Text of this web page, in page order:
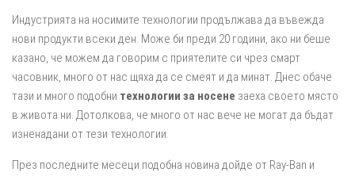
Индустрията на носимите технологии продължава да въвежда
нови продукти всеки ден. Може би преди 20 години, ако ни беше
казано, че можем да говорим с приятелите си чрез смарт
часовник, много от нас щяха да се смеят и да минат. Днес обаче
тази и много подобни технологии за носене заеха своето място
в живота ни. Дотолкова, че много от нас вече не могат да бъдат
изненадани от тези технологии.
През последните месеци подобна новина дойде от Ray-Ban и